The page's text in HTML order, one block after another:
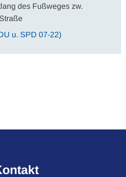
des Fußweges zw.
u. SPD 07-22)